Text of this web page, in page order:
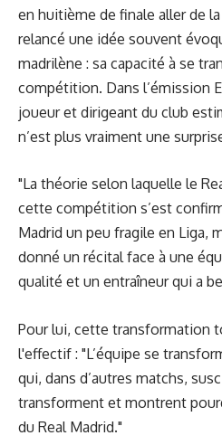
en huitième de finale aller de
relancé une idée souvent
madrilène : sa capacité à se
compétition. Dans l’émission
joueur et dirigeant du club
n’est plus vraiment une
"La théorie selon laquelle le
cette compétition s’est
Madrid un peu fragile en Liga,
donné un récital face à une
qualité et un entraîneur qui a
Pour lui, cette transformation
l'effectif : "L’équipe se
qui, dans d’autres matchs,
transforment et montrent
du Real Madrid."